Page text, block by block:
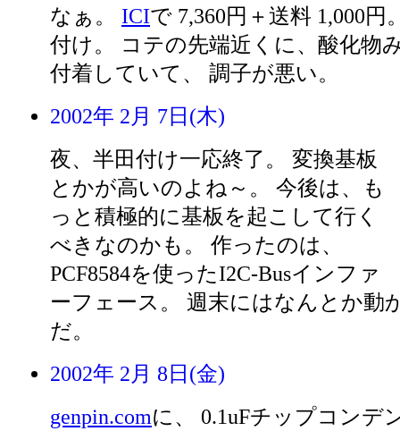
なぁ。 ICIで 7,360円＋送料 1,000円
付け。 コテの先端近くに、酸化物
付着していて、 調子が悪い。
2002年 2月 7日(木)
夜、半田付け一応終了。 変換基板
とかが高いのよね～。 今後は、も
っと積極的に基板を起こして行く
べきなのかも。 作ったのは、
PCF8584を使ったI2C-Busインファ
ーフェース。 週末にはなんとか動
だ。
2002年 2月 8日(金)
genpin.comに、 0.1uFチップコンデ